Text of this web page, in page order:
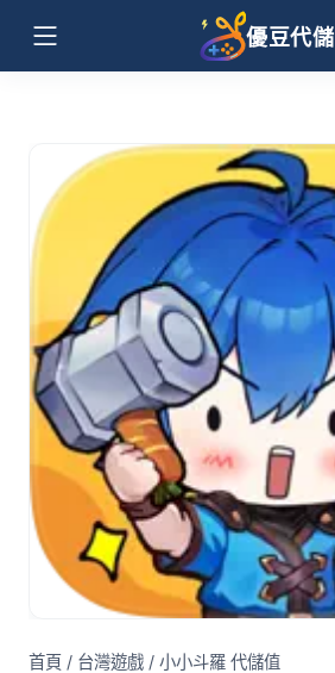
優豆代儲
首頁 / 台灣遊戲 / 小小斗羅 代儲值